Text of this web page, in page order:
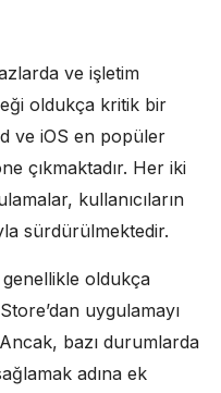
ve işletim
oldukça kritik bir
ve iOS en popüler
çıkmaktadır. Her iki
kullanıcıların
sürdürülmektedir.
oldukça
uygulamayı
bazı durumlarda
adına ek